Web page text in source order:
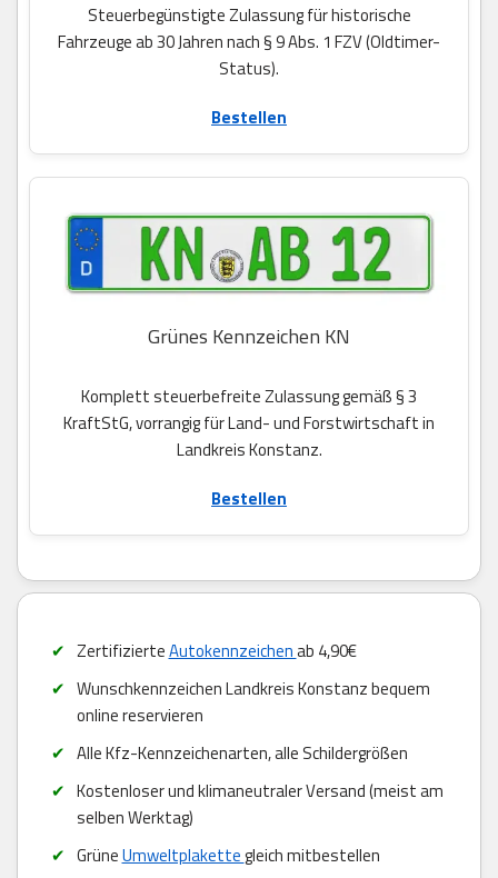
Steuerbegünstigte Zulassung für historische
Fahrzeuge ab 30 Jahren nach § 9 Abs. 1 FZV (Oldtimer-
Status).
Bestellen
Grünes Kennzeichen KN
Komplett steuerbefreite Zulassung gemäß § 3
KraftStG, vorrangig für Land- und Forstwirtschaft in
Landkreis Konstanz.
Bestellen
ZertifizierteAutokennzeichenab 4,90€
Wunschkennzeichen Landkreis Konstanz bequem
online reservieren
Alle Kfz-Kennzeichenarten, alle Schildergrößen
Kostenloser und klimaneutraler Versand (meist am
selben Werktag)
GrüneUmweltplakettegleich mitbestellen